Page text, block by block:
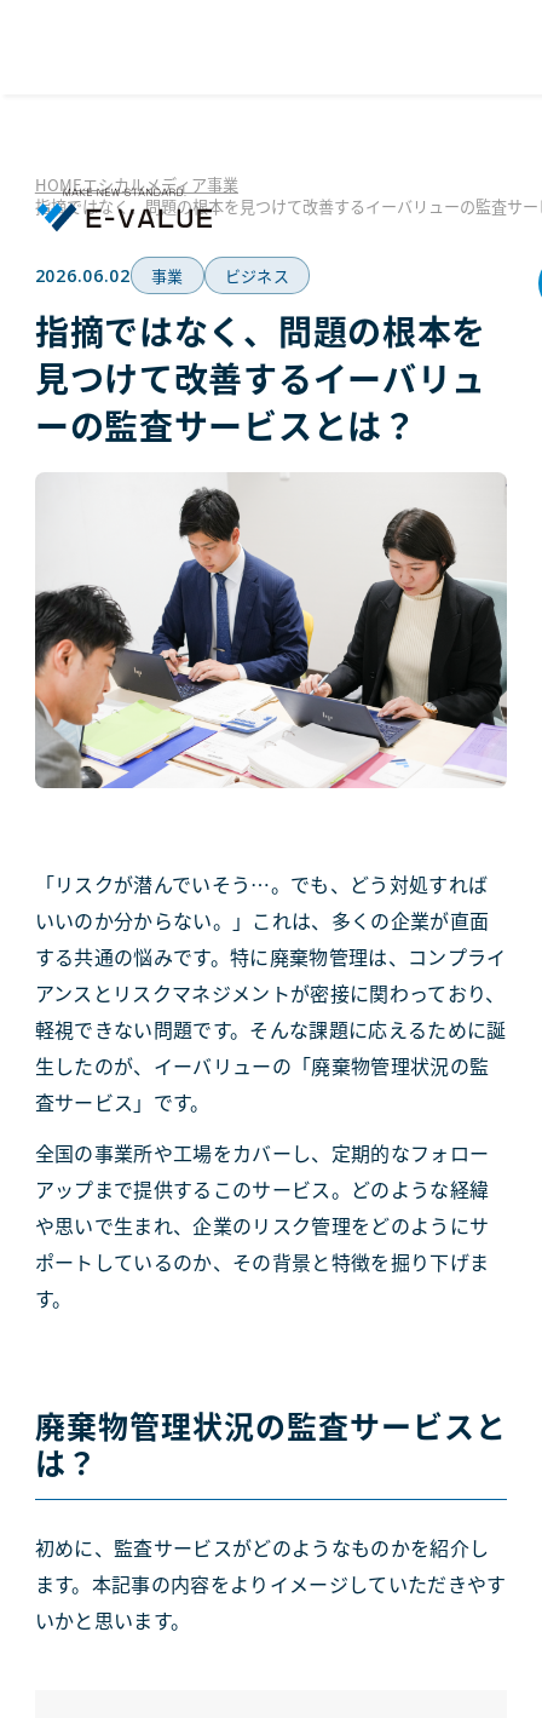
HOMEエシカルメディア事業
指摘ではなく、問題の根本を見つけて改善するイーバリューの監査サ
2026.06.02 事業 ビジネス
指摘ではなく、問題の根本を
見つけて改善するイーバリュ
ーの監査サービスとは？
「リスクが潜んでいそう…。でも、どう対処すれば
いいのか分からない。」これは、多くの企業が直面
する共通の悩みです。特に廃棄物管理は、コンプライ
アンスとリスクマネジメントが密接に関わっており、
軽視できない問題です。そんな課題に応えるために誕
生したのが、イーバリューの「廃棄物管理状況の監
査サービス」です。
全国の事業所や工場をカバーし、定期的なフォロー
アップまで提供するこのサービス。どのような経緯
や思いで生まれ、企業のリスク管理をどのようにサ
ポートしているのか、その背景と特徴を掘り下げま
す。
廃棄物管理状況の監査サービスと
は？
初めに、監査サービスがどのようなものかを紹介し
ます。本記事の内容をよりイメージしていただきやす
いかと思います。